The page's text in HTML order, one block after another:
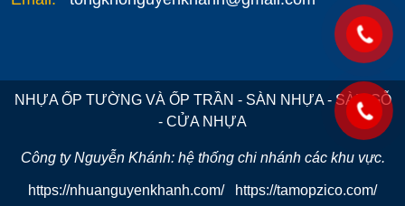
NHỰA ỐP TƯỜNG VÀ ỐP TRẦN - SÀN NHỰA - SÀN GỖ
- CỬA NHỰA
Công ty Nguyễn Khánh: hệ thống chi nhánh các khu vực.
https://nhuanguyenkhanh.com/ https://tamopzico.com/